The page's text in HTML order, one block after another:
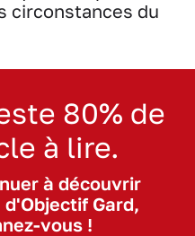
circonstances du
80% de
à lire.
à découvrir
Gard,
vous !